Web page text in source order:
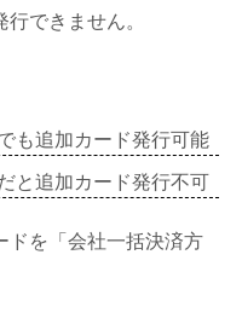
できません。
も追加カード発行可能
と追加カード発行不可
ドを「会社一括決済方